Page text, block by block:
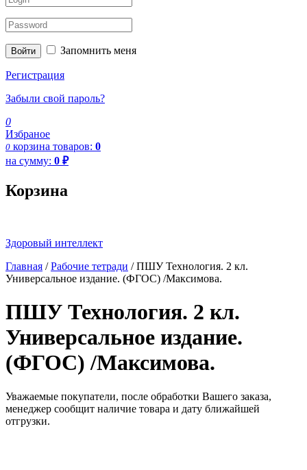
Войти Запомнить меня
Регистрация
Забыли свой пароль?
0
Избраное
0 корзина товаров: 0
на сумму: 0 ₽
Корзина
Здоровый интеллект
Главная /Рабочие тетради / ПШУ Технология. 2 кл.
Универсальное издание. (ФГОС) /Максимова.
ПШУ Технология. 2 кл.
Универсальное издание.
(ФГОС) /Максимова.
Уважаемые покупатели, после обработки Вашего заказа,
менеджер сообщит наличие товара и дату ближайшей
отгрузки.